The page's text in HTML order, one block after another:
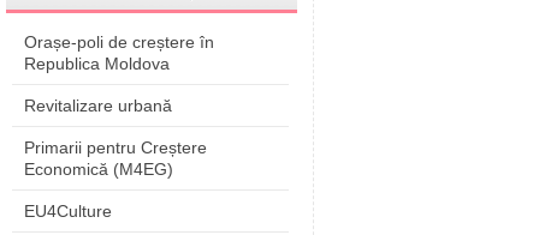
Orașe-poli de creștere în
Republica Moldova
Revitalizare urbană
Primarii pentru Creștere
Economică (M4EG)
EU4Culture